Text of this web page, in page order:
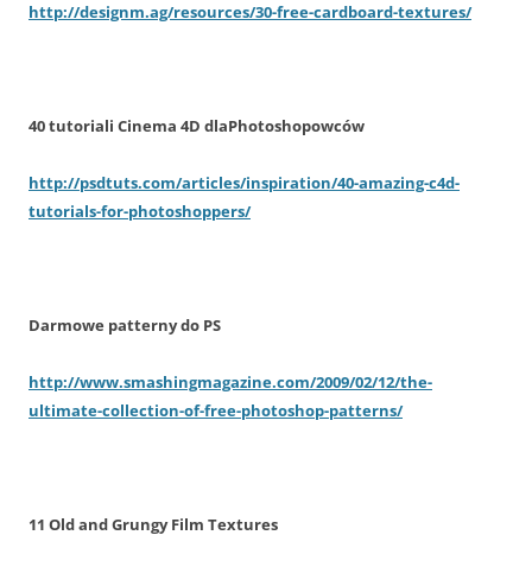
http://designm.ag/resources/30-free-cardboard-textures/
40 tutoriali Cinema 4D dlaPhotoshopowców
http://psdtuts.com/articles/inspiration/40-amazing-c4d-
tutorials-for-photoshoppers/
Darmowe patterny do PS
http://www.smashingmagazine.com/2009/02/12/the-
ultimate-collection-of-free-photoshop-patterns/
11 Old and Grungy Film Textures